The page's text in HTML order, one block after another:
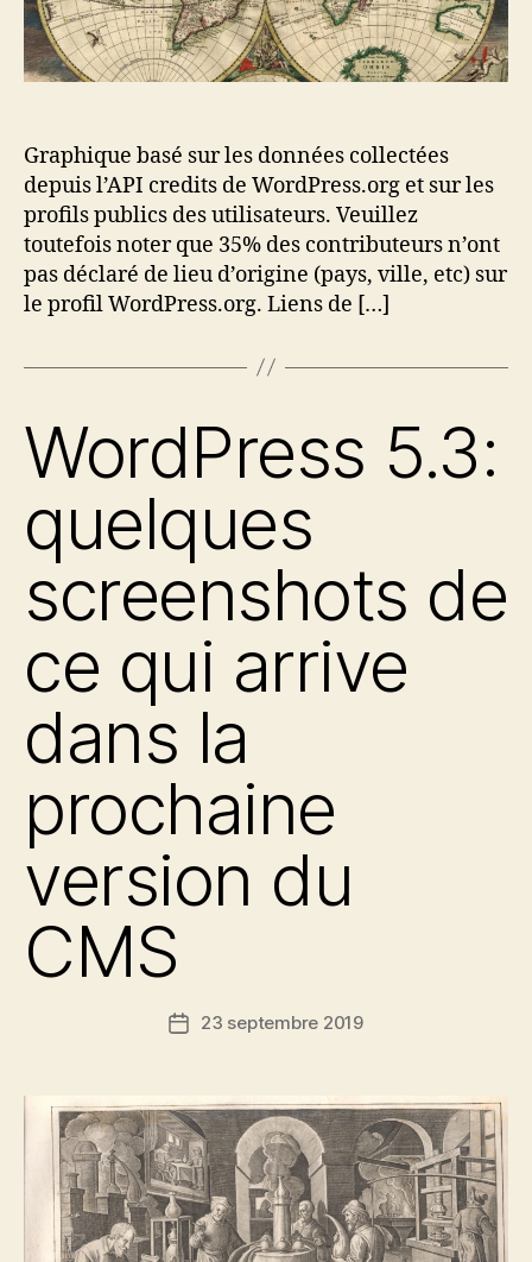
Graphique basé sur les données collectées
depuis l’API credits de WordPress.org et sur les
profils publics des utilisateurs. Veuillez
toutefois noter que 35% des contributeurs n’ont
pas déclaré de lieu d’origine (pays, ville, etc) sur
le profil WordPress.org. Liens de […]
WordPress 5.3:
quelques
screenshots de
ce qui arrive
dans la
prochaine
version du
CMS
Date23 septembre 2019